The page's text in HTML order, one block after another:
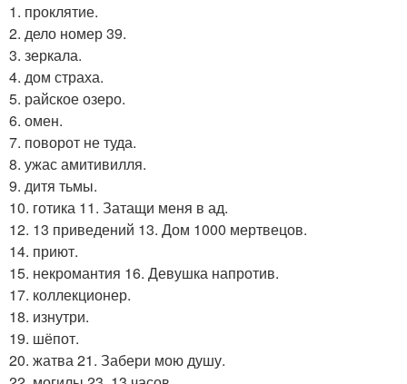
1. проклятие.
2. дело номер 39.
3. зеркала.
4. дом страха.
5. райское озеро.
6. омен.
7. поворот не туда.
8. ужас амитивилля.
9. дитя тьмы.
10. готика 11. Затащи меня в ад.
12. 13 приведений 13. Дом 1000 мертвецов.
14. приют.
15. некромантия 16. Девушка напротив.
17. коллекционер.
18. изнутри.
19. шёпот.
20. жатва 21. Забери мою душу.